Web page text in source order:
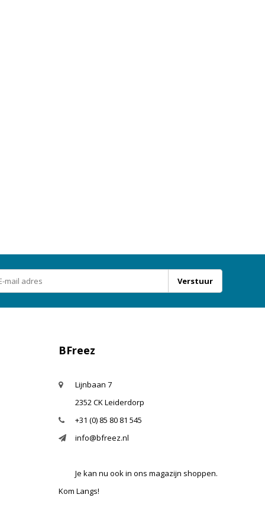
Verstuur
BFreez
Lijnbaan 7
2352 CK Leiderdorp
+31 (0) 85 80 81 545
info@bfreez.nl
Je kan nu ook in ons magazijn shoppen.
Kom Langs!